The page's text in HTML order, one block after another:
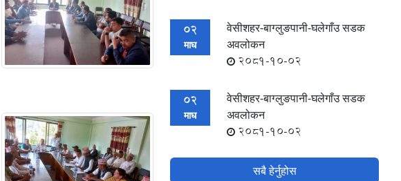
02
माघ
वेसीशहर-बाग्लुङपानी-घलेगाँउ सडक
अवलोकन
2081-10-02
02
माघ
वेसीशहर-बाग्लुङपानी-घलेगाँउ सडक
अवलोकन
2081-10-02
सबै हेर्नुहोस